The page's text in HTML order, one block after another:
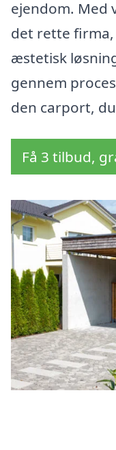
ejendom. Med
det rette
æstetisk
gennem
den carport,
Få 3 tilbud,